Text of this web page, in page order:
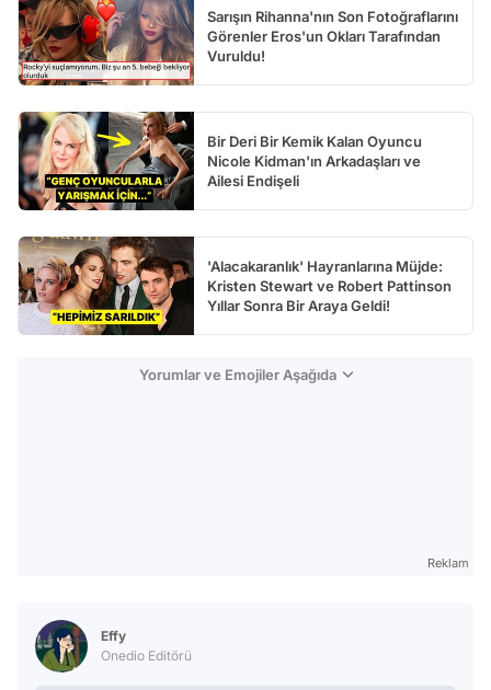
Sarışın Rihanna'nın Son Fotoğraflarını
Görenler Eros'un Okları Tarafından
Vuruldu!
Bir Deri Bir Kemik Kalan Oyuncu
Nicole Kidman'ın Arkadaşları ve
Ailesi Endişeli
'Alacakaranlık' Hayranlarına Müjde:
Kristen Stewart ve Robert Pattinson
Yıllar Sonra Bir Araya Geldi!
Yorumlar ve Emojiler Aşağıda
Reklam
Effy
Onedio Editörü